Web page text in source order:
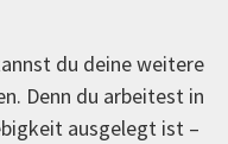
du deine weitere
Denn du arbeitest in
ausgelegt ist –